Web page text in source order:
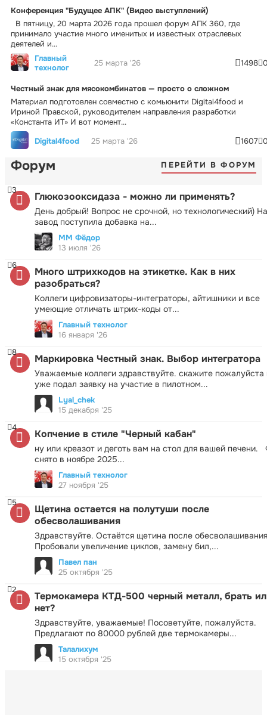
Конференция "Будущее АПК" (Видео выступлений)
В пятницу, 20 марта 2026 года прошел форум АПК 360, где
принимало участие много именитых и известных отраслевых
деятелей и...
Главный
технолог
25 марта '26 1498
Честный знак для мясокомбинатов — просто о сложном
Материал подготовлен совместно с комьюнити Digital4food и
Ириной Правской, руководителем направления разработки
«Константа ИТ» И вот момент...
Digital4food
25 марта '26 1607
Форум ПЕРЕЙТИ В ФОРУМ
Глюкозооксидаза - можно ли применять?
День добрый! Вопрос не срочной, но технологический) На
завод поступила добавка на...
3
ММ Фёдор
13 июля '26
Много штрихкодов на этикетке. Как в них
разобраться?
Коллеги цифровизаторы-интеграторы, айтишники и все
умеющие отличать штрих-коды от...
6
Главный технолог
16 января '26
Маркировка Честный знак. Выбор интегратора
Уважаемые коллеги здравствуйте. скажите пожалуйста
уже подал заявку на участие в пилотном...
8
Lyal_chek
15 декабря '25
Копчение в стиле "Черный кабан"
ну или креазот и деготь вам на стол для вашей печени.
снято в ноябре 2025...
4
Главный технолог
27 ноября '25
Щетина остается на полутуши после
обесволашивания
Здравствуйте. Остаётся щетина после
Пробовали увеличение циклов, замену бил,...
5
Павел пан
25 октября '25
Термокамера КТД-500 черный металл, брать
нет?
Здравствуйте, уважаемые! Посоветуйте, пожалуйста.
Предлагают по 80000 рублей две термокамеры...
2
Талалихум
15 октября '25